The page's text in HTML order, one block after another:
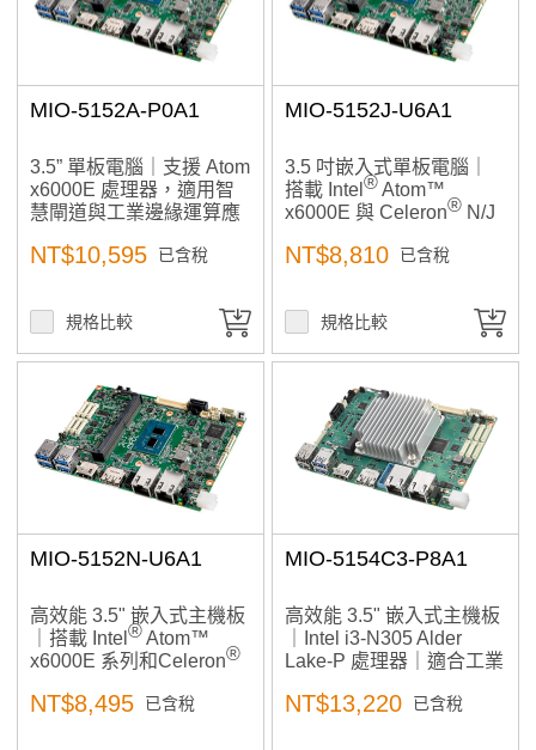
MIO-5152A-P0A1
3.5” 單板電腦｜支援 Atom
x6000E 處理器，適用智
慧閘道與工業邊緣運算應
NT$10,595 已含稅
規格比較
MIO-5152J-U6A1
3.5 吋嵌入式單板電腦｜
搭載 Intel ®Atom™
x6000E 與 Celeron® N/J
NT$8,810 已含稅
規格比較
MIO-5152N-U6A1
高效能 3.5" 嵌入式主機板
｜搭載 Intel®Atom™
x6000E 系列和Celeron®
NT$8,495 已含稅
MIO-5154C3-P8A1
高效能 3.5" 嵌入式主機板
｜Intel i3-N305 Alder
Lake-P 處理器｜適合工業
邊緣運算、醫療影像應用
NT$13,220 已含稅
產品已加入購物車